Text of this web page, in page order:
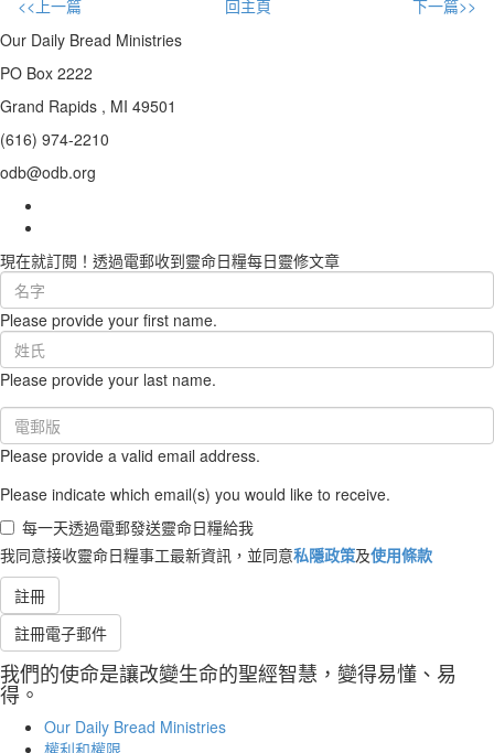
<<上一篇 回主頁
下一篇>>
Our Daily Bread Ministries
PO Box 2222
Grand Rapids , MI 49501
(616) 974-2210
odb@odb.org
現在就訂閱！透過電郵收到靈命日糧每日靈修文章
First
Name
(required)
Please provide your first name.
Last
Name
(required)
Please provide your last name.
Email
(required)
Please provide a valid email address.
Please indicate which email(s) you would like to receive.
每一天透過電郵發送靈命日糧給我
我同意接收靈命日糧事工最新資訊，並同意私隱政策及使用條款
註冊
註冊電子郵件
我們的使命是讓改變生命的聖經智慧，變得易懂、易
得。
Our Daily Bread Ministries